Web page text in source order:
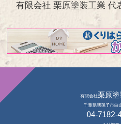
有限会社 栗原塗装工業 代
有限会社栗原
千葉県我孫子市白
04-7182-